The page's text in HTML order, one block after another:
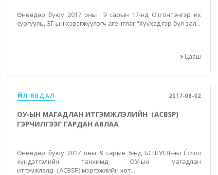
Өнөөдөр буюу 2017 оны 9 сарын 17-нд Отгонтэнгэр их
сургууль, ЗГ-ын хэрэгжүүлэгч агентлаг “Хүүхэд гэр бүл зал...
Цааш
ҮЙЛ ЯВДАЛ 2017-08-02
ОУ-ЫН МАГАДЛАН ИТГЭМЖЛЭЛИЙН（ACBSP)
ГЭРЧИЛГЭЭГ ГАРДАН АВЛАА
Өнөөдөр буюу 2017 оны 9 сарын 6-нд БСШУСЯ-ны Ёслол
хүндэтгэлийн танхимд ОУ-ын магадлан
итгэмжлэлд（ACBSP) мэргэжлийн хөт...